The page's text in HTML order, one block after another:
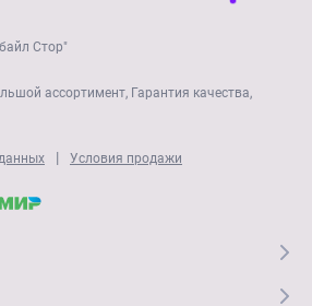
Стор"
ассортимент, Гарантия качества,
| Условия продажи